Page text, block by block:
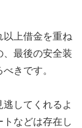
以上借金を重ね
、最後の安全装
きです。
してくれるよ
トなどは存在し